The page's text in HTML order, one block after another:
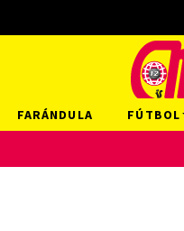
FARÁNDULA FÚTBOL